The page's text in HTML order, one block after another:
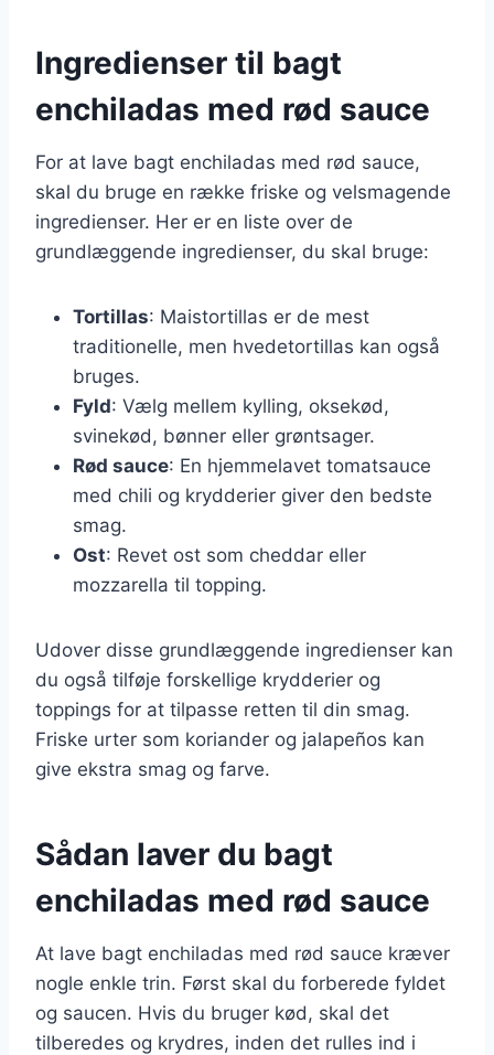
Ingredienser til bagt
enchiladas med rød sauce
For at lave bagt enchiladas med rød sauce,
skal du bruge en række friske og velsmagende
ingredienser. Her er en liste over de
grundlæggende ingredienser, du skal bruge:
Tortillas: Maistortillas er de mest
traditionelle, men hvedetortillas kan også
bruges.
Fyld: Vælg mellem kylling, oksekød,
svinekød, bønner eller grøntsager.
Rød sauce: En hjemmelavet tomatsauce
med chili og krydderier giver den bedste
smag.
Ost: Revet ost som cheddar eller
mozzarella til topping.
Udover disse grundlæggende ingredienser kan
du også tilføje forskellige krydderier og
toppings for at tilpasse retten til din smag.
Friske urter som koriander og jalapeños kan
give ekstra smag og farve.
Sådan laver du bagt
enchiladas med rød sauce
At lave bagt enchiladas med rød sauce kræver
nogle enkle trin. Først skal du forberede fyldet
og saucen. Hvis du bruger kød, skal det
tilberedes og krydres, inden det rulles ind i